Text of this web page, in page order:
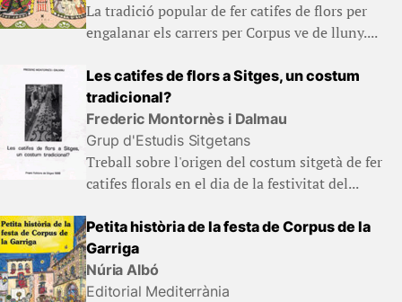
La tradició popular de fer catifes de flors per
engalanar els carrers per Corpus ve de lluny....
Les catifes de flors a Sitges, un costum
tradicional?
Frederic Montornès i Dalmau
Grup d'Estudis Sitgetans
Treball sobre l'origen del costum sitgetà de fer
catifes florals en el dia de la festivitat del...
Petita història de la festa de Corpus de la
Garriga
Núria Albó
Editorial Mediterrània